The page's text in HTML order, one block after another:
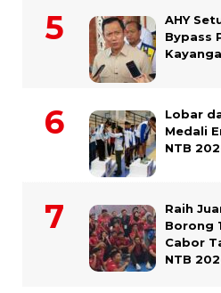
AHY
Bypass
Lobar
Medali
NTB
Raih
Borong
Cabor
NTB